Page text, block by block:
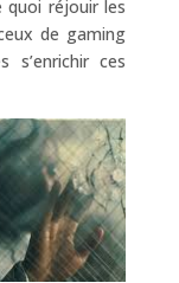
réjouir les
de gaming
s’enrichir ces